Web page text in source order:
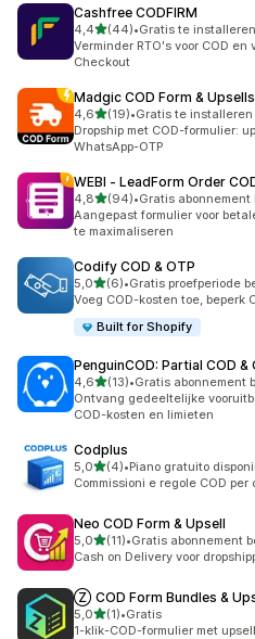
Cashfree CODFIRM
4,4van 5 sterren
(44)
44 recensies in totaal
•Gratis te installeren
Verminder RTO's voor COD
Checkout
Madgic COD Form & Upsells
4,6van 5 sterren
(19)
19 recensies in totaal
•Gratis te installeren
Dropship met COD-formulier:
WhatsApp-OTP
WEBI ‑ LeadForm Order
4,8van 5 sterren
(94)
94 recensies in totaal
•Gratis
Aangepast formulier voor
te maximaliseren
Codify COD & OTP
5,0van 5 sterren
(6)
6 recensies in totaal
•Gratis proefperiode
Voeg COD-kosten toe, beperk
Built for Shopify
PenguinCOD: Partial COD &
4,6van 5 sterren
(13)
13 recensies in totaal
•Gratis abonnement
Ontvang gedeeltelijke
COD-kosten en limieten
Codplus
5,0van 5 sterren
(4)
4 recensies in totaal
•Piano gratuito
Commissioni e regole COD
Neo COD Form & Upsell
5,0van 5 sterren
(11)
11 recensies in totaal
•Gratis abonnement
Cash on Delivery voor
Ⓩ COD Form Bundles &
5,0van 5 sterren
(1)
1 recensies in totaal
•Gratis
1-klik-COD-formulier met